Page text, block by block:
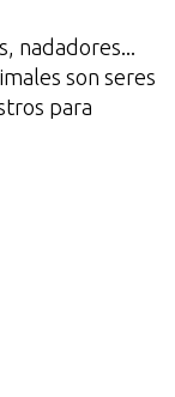
nadadores...
son seres
para